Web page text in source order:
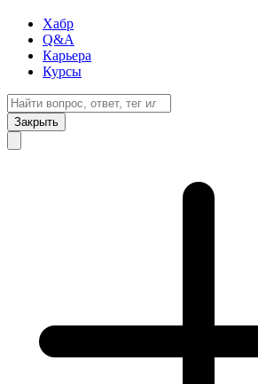
Хабр
Q&A
Карьера
Курсы
Закрыть